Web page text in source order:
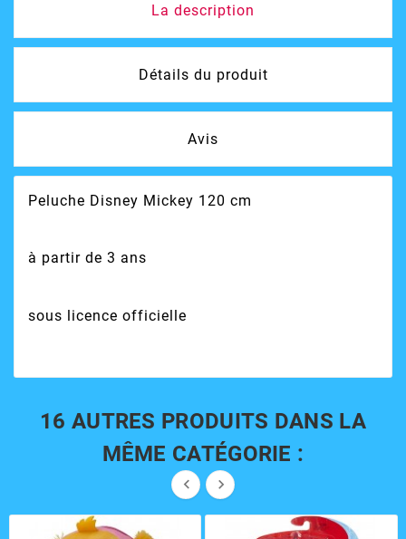
La description
Détails du produit
Avis
Peluche Disney Mickey 120 cm
à partir de 3 ans
sous licence officielle
16 AUTRES PRODUITS DANS LA
MÊME CATÉGORIE :
 